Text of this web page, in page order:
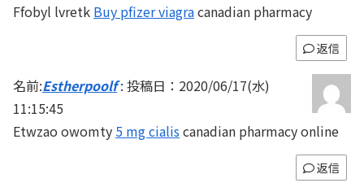
Ffobyl lvretk Buy pfizer viagracanadian pharmacy
返信
名前:Estherpoolf: 投稿日：2020/06/17(水)
11:15:45
Etwzao owomty 5 mg cialis canadian pharmacy online
返信